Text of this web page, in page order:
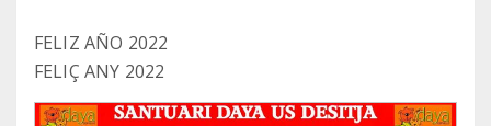
FELIZ AÑO 2022
FELIÇ ANY 2022